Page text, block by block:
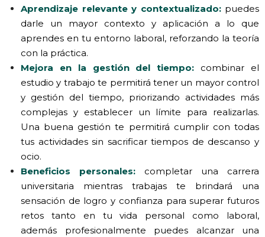
Aprendizaje relevante y contextualizado: puedes
darle un mayor contexto y aplicación a lo que
aprendes en tu entorno laboral, reforzando la teoría
con la práctica.
Mejora en la gestión del tiempo: combinar el
estudio y trabajo te permitirá tener un mayor control
y gestión del tiempo, priorizando actividades más
complejas y establecer un límite para realizarlas.
Una buena gestión te permitirá cumplir con todas
tus actividades sin sacrificar tiempos de descanso y
ocio.
Beneficios personales: completar una carrera
universitaria mientras trabajas te brindará una
sensación de logro y confianza para superar futuros
retos tanto en tu vida personal como laboral,
además profesionalmente puedes alcanzar una